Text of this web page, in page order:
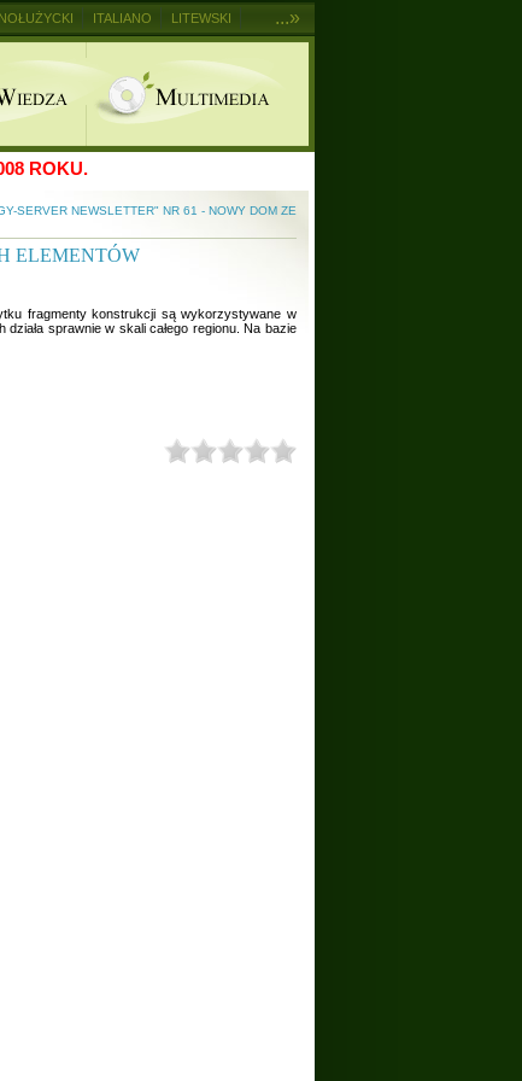
ROKU.
SERVER NEWSLETTER" NR 61 - NOWY DOM ZE
ELEMENTÓW
fragmenty konstrukcji są wykorzystywane w
sprawnie w skali całego regionu. Na bazie
...»
ITALIANO LITEWSKI